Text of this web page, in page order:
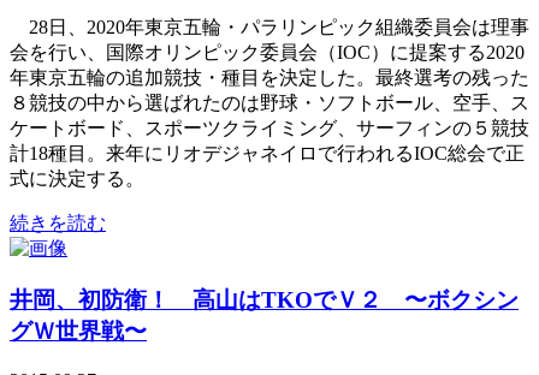
28日、2020年東京五輪・パラリンピック組織委員会は理事
会を行い、国際オリンピック委員会（IOC）に提案する2020
年東京五輪の追加競技・種目を決定した。最終選考の残った
８競技の中から選ばれたのは野球・ソフトボール、空手、ス
ケートボード、スポーツクライミング、サーフィンの５競技
計18種目。来年にリオデジャネイロで行われるIOC総会で正
式に決定する。
続きを読む
井岡、初防衛！ 高山はTKOでＶ２ 〜ボクシン
グＷ世界戦〜